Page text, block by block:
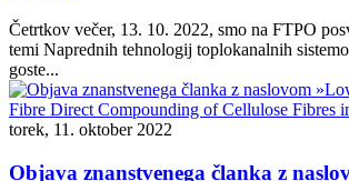
Četrtkov večer, 13. 10. 2022, smo na FTPO
temi Naprednih tehnologij toplokanalnih
goste...
torek, 11. oktober 2022
Objava znanstvenega članka z